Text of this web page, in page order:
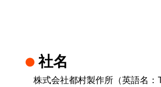
社名
株式会社都村製作所（英語名：